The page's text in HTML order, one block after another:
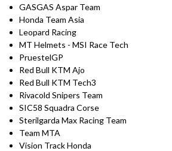
GASGAS Aspar Team
Honda Team Asia
Leopard Racing
MT Helmets - MSI Race Tech
PruestelGP
Red Bull KTM Ajo
Red Bull KTM Tech3
Rivacold Snipers Team
SIC58 Squadra Corse
Sterilgarda Max Racing Team
Team MTA
Vision Track Honda